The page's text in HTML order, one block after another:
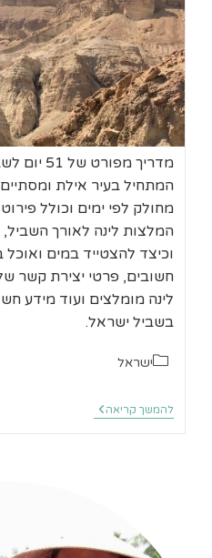
מדריך
המתחיל בעיר אילת
מחולק לפי ימים וכולל
המלצות לינה לאורך
וכיצד להצטייד במים
חשובים, פרטי יצירת קשר
לינה מומלצים ועוד מידע
בשביל ישראל.
קטגוריה:
ישראל
להמשך קריאה 51
יום